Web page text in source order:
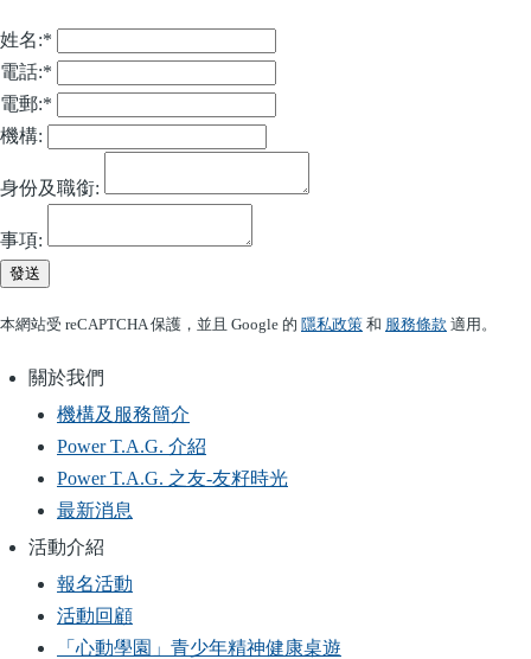
姓名:*
電話:*
電郵:*
機構:
身份及職銜:
事項:
發送
本網站受 reCAPTCHA 保護，並且 Google 的 隱私政策 和 服務條款 適用。
Main
navigation
關於我們
機構及服務簡介
Power T.A.G. 介紹
Power T.A.G. 之友-友籽時光
最新消息
活動介紹
報名活動
活動回顧
「心動學園」青少年精神健康桌遊